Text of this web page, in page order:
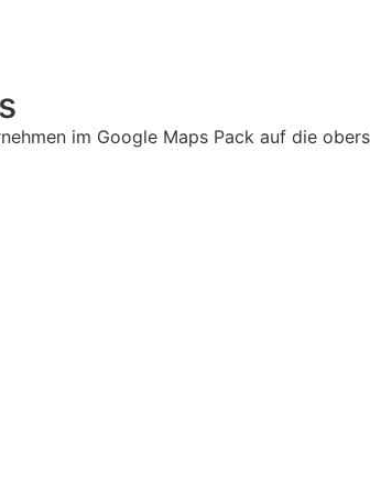
im Google Maps Pack auf die